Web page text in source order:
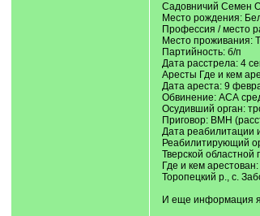
Садовничий Семен
Место рождения:
Профессия / место
Место проживания:
Партийность: б/п
Дата расстрела: 4
Аресты Где и кем
Дата ареста: 9
Обвинение: АСА
Осудивший орган:
Приговор: ВМН
Дата реабилитации
Реабилитирующий
Тверской областной
Где и кем
Торопецкий р., с.
И еще информация